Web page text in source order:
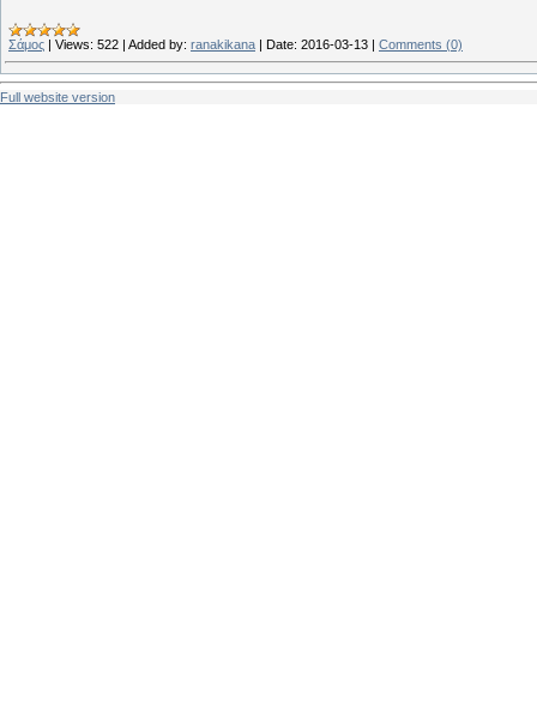
Σάμος | Views: 522 | Added by: ranakikana | Date: 2016-03-13 | Comments (0)
Full website version